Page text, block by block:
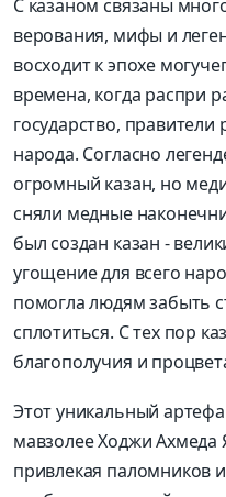
С казаном связаны
верования, мифы и
восходит к эпохе
времена, когда распри
государство,
народа. Согласно
огромный казан, но
сняли медные
был создан казан -
угощение для всего
помогла людям забыть
сплотиться. С тех пор
благополучия и
Этот уникальный
мавзолее Ходжи Ахмеда
привлекая паломников